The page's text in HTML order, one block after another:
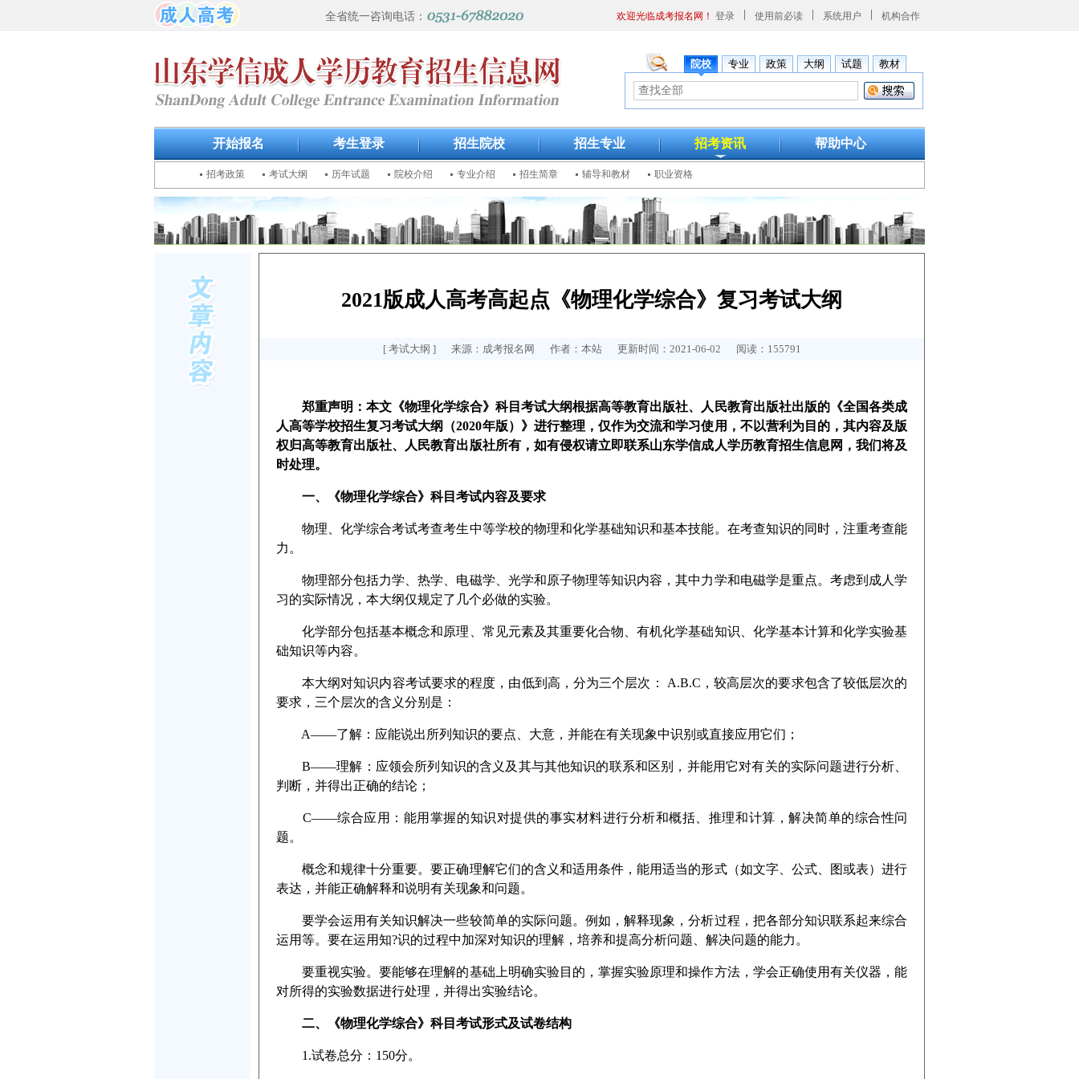
欢迎光临成考报名网！ 登录 使用前必读 系统用户 机构合作
全省统一咨询电话：
院校 专业 政策 大纲 试题 教材
开始报名 考生登录 招生院校 招生专业 招考资讯 帮助中心
招考政策 考试大纲 历年试题 院校介绍 专业介绍 招生简章 辅导和教材 职业资格
2021版成人高考高起点《物理化学综合》复习考试大纲
[ 考试大纲 ] 来源：成考报名网 作者：本站 更新时间：2021-06-02 阅读：155791
郑重声明：本文《物理化学综合》科目考试大纲根据高等教育出版社、人民教育出版社出版的《全国各类成
人高等学校招生复习考试大纲（2020年版）》进行整理，仅作为交流和学习使用，不以营利为目的，其内容及版
权归高等教育出版社、人民教育出版社所有，如有侵权请立即联系山东学信成人学历教育招生信息网，我们将及
时处理。
一、《物理化学综合》科目考试内容及要求
物理、化学综合考试考查考生中等学校的物理和化学基础知识和基本技能。在考查知识的同时，注重考查能
力。
物理部分包括力学、热学、电磁学、光学和原子物理等知识内容，其中力学和电磁学是重点。考虑到成人学
习的实际情况，本大纲仅规定了几个必做的实验。
化学部分包括基本概念和原理、常见元素及其重要化合物、有机化学基础知识、化学基本计算和化学实验基
础知识等内容。
本大纲对知识内容考试要求的程度，由低到高，分为三个层次： A.B.C，较高层次的要求包含了较低层次的
要求，三个层次的含义分别是：
A——了解：应能说出所列知识的要点、大意，并能在有关现象中识别或直接应用它们；
B——理解：应领会所列知识的含义及其与其他知识的联系和区别，并能用它对有关的实际问题进行分析、
判断，并得出正确的结论；
C——综合应用：能用掌握的知识对提供的事实材料进行分析和概括、推理和计算，解决简单的综合性问
题。
概念和规律十分重要。要正确理解它们的含义和适用条件，能用适当的形式（如文字、公式、图或表）进行
表达，并能正确解释和说明有关现象和问题。
要学会运用有关知识解决一些较简单的实际问题。例如，解释现象，分析过程，把各部分知识联系起来综合
运用等。要在运用知?识的过程中加深对知识的理解，培养和提高分析问题、解决问题的能力。
要重视实验。要能够在理解的基础上明确实验目的，掌握实验原理和操作方法，学会正确使用有关仪器，能
对所得的实验数据进行处理，并得出实验结论。
二、《物理化学综合》科目考试形式及试卷结构
1.试卷总分：150分。